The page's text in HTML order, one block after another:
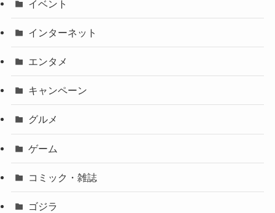
イベント
インターネット
エンタメ
キャンペーン
グルメ
ゲーム
コミック・雑誌
ゴジラ